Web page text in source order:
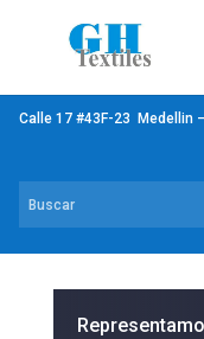
Calle 17 #43F-23 Medellin